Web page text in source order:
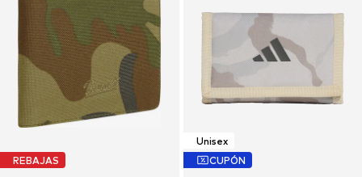
REBAJAS
Unisex
CUPÓN